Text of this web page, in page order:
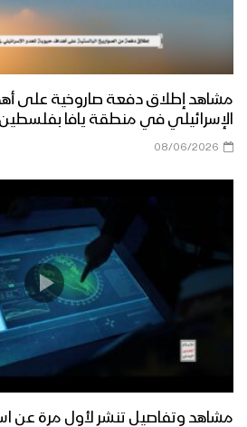
مشاهد إطلاق دفعة صاروخية على
الإسرائيلي في منطقة يافا
08/06/2026
مشاهد وتفاصيل تنشر لأول مرة عن